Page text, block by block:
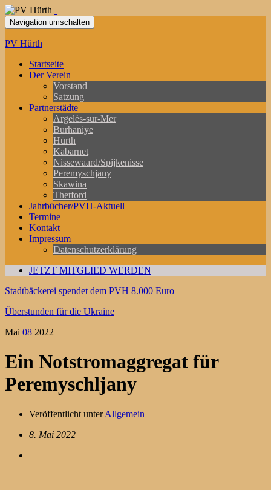
Navigation umschalten
PV Hürth
Startseite
Der Verein
Vorstand
Satzung
Partnerstädte
Argelès-sur-Mer
Burhaniye
Hürth
Kabarnet
Nissewaard/Spijkenisse
Peremyschjany
Skawina
Thetford
Jahrbücher/PVH-Aktuell
Termine
Kontakt
Impressum
Datenschutzerklärung
JETZT MITGLIED WERDEN
Stadtbäckerei spendet dem PVH 8.000 Euro
Überstunden für die Ukraine
Mai 08 2022
Ein Notstromaggregat für
Peremyschljany
Veröffentlicht unterAllgemein
8. Mai 2022